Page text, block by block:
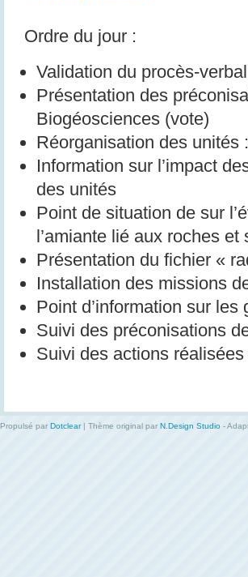
Ordre du jour :
Validation du procès-
Présentation des
Biogéosciences (vote)
Réorganisation des unités
Information sur l’impact
des unités
Point de situation de sur
l’amiante lié aux roches
Présentation du fichier «
Installation des missions
Point d’information sur
Suivi des préconisations
Suivi des actions
Propulsé par Dotclear| Thème original par N.Design Studio -